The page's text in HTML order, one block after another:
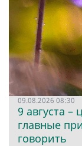
09.08.2026 08:30
9 августа –
главные
говорить